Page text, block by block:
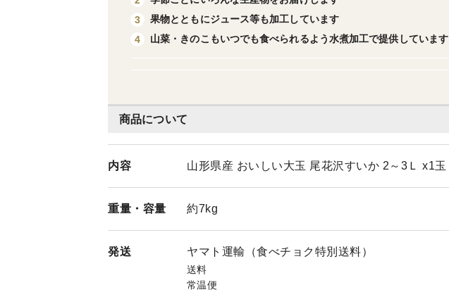
商品について
内容 山形県産 おいしい大玉 尾花沢すいか 2～3Ｌ x1玉
重量・ 容量 約7kg
発送 ヤマト運輸（食べチョク特別送料）
送料
常温便
3
果物とともにジュース等も加工しています
4
山菜・きのこもいつでも食べられるよう水煮加工で提供しています